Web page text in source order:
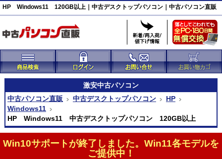
HP Windows11 120GB以上｜中古デスクトップパソコン｜中古パソコン直販
激安中古パソコン
中古パソコン直販
中古デスクトップパソコン
HP
Windows11
HP Windows11 中古デスクトップパソコン 120GB以上
Win10サポートが終了しました。Win11各モデルを
ご提供中！